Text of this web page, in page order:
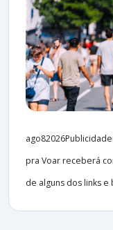
pra Voar receberá
de alguns dos links